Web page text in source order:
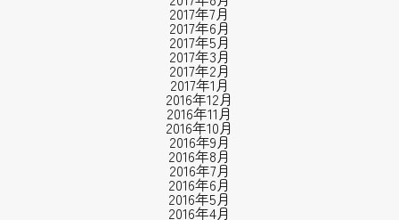
2017年7月
2017年6月
2017年5月
2017年3月
2017年2月
2017年1月
2016年12月
2016年11月
2016年10月
2016年9月
2016年8月
2016年7月
2016年6月
2016年5月
2016年4月